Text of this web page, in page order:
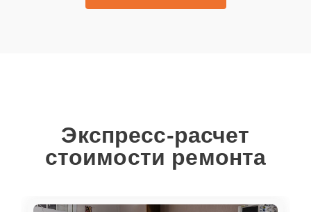
Экспресс-расчет
стоимости ремонта